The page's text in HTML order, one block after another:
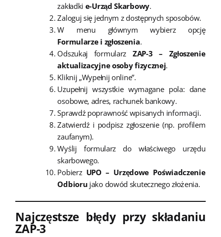
zakładki e-Urząd Skarbowy.
Zaloguj się jednym z dostępnych sposobów.
W menu głównym wybierz opcję
Formularze i zgłoszenia.
Odszukaj formularz ZAP-3 – Zgłoszenie
aktualizacyjne osoby fizycznej.
Kliknij „Wypełnij online”.
Uzupełnij wszystkie wymagane pola: dane
osobowe, adres, rachunek bankowy.
Sprawdź poprawność wpisanych informacji.
Zatwierdź i podpisz zgłoszenie (np. profilem
zaufanym).
Wyślij formularz do właściwego urzędu
skarbowego.
Pobierz UPO – Urzędowe Poświadczenie
Odbioru jako dowód skutecznego złożenia.
Najczęstsze błędy przy składaniu
ZAP-3